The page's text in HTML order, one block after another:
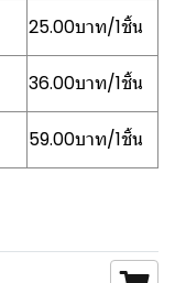
25.00บาท/1ชิ้น
36.00บาท/1ชิ้น
59.00บาท/1ชิ้น